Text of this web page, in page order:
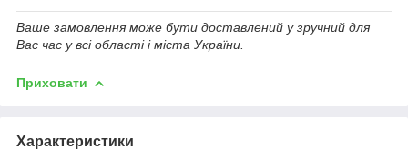
Ваше замовлення може бути доставлений у зручний для
Вас час у всі області і міста України.
Приховати
Характеристики